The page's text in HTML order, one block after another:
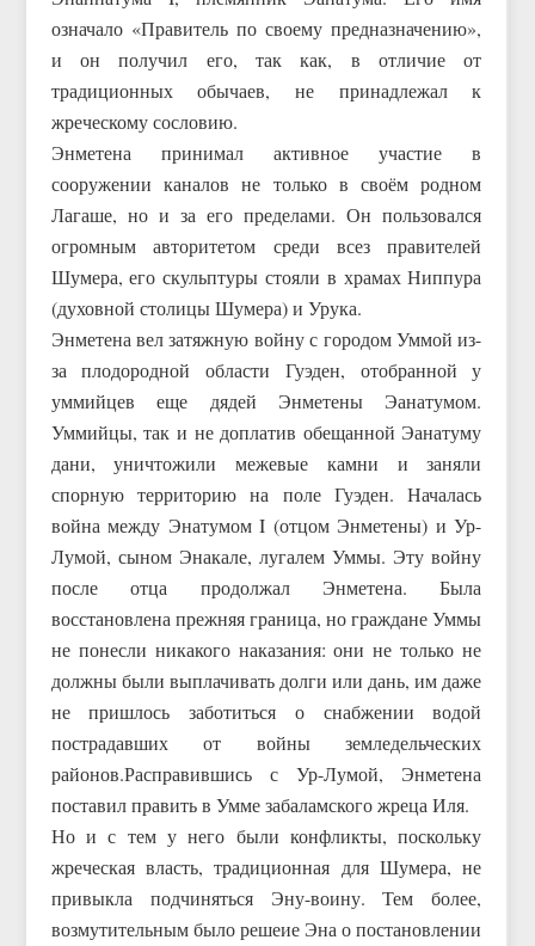
означало «Правитель по своему предназначению»,
и он получил его, так как, в отличие от
традиционных обычаев, не принадлежал к
жреческому сословию.
Энметена принимал активное участие в
сооружении каналов не только в своём родном
Лагаше, но и за его пределами. Он пользовался
огромным авторитетом среди всез правителей
Шумера, его скульптуры стояли в храмах Ниппура
(духовной столицы Шумера) и Урука.
Энметена вел затяжную войну с городом Уммой из-
за плодородной области Гуэден, отобранной у
уммийцев еще дядей Энметены Эанатумом.
Уммийцы, так и не доплатив обещанной Эанатуму
дани, уничтожили межевые камни и заняли
спорную территорию на поле Гуэден. Началась
война между Энатумом I (отцом Энметены) и Ур-
Лумой, сыном Энакале, лугалем Уммы. Эту войну
после отца продолжал Энметена. Была
восстановлена прежняя граница, но граждане Уммы
не понесли никакого наказания: они не только не
должны были выплачивать долги или дань, им даже
не пришлось заботиться о снабжении водой
пострадавших от войны земледельческих
районов.Расправившись с Ур-Лумой, Энметена
поставил править в Умме забаламского жреца Иля.
Но и с тем у него были конфликты, поскольку
жреческая власть, традиционная для Шумера, не
привыкла подчиняться Эну-воину. Тем более,
возмутительным было решеие Эна о постановлении